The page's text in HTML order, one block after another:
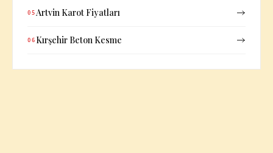
05 Artvin Karot Fiyatları
06 Kırşehir Beton Kesme